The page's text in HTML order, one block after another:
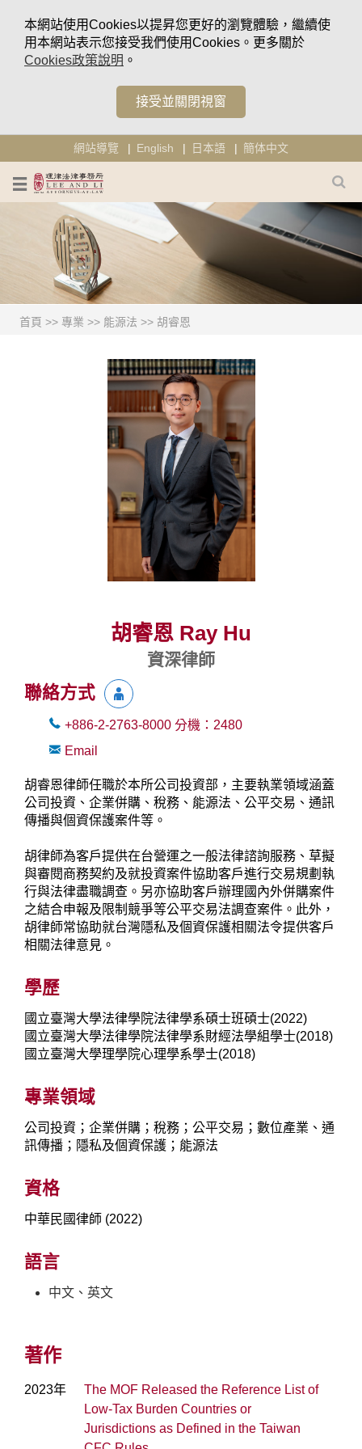
本網站使用Cookies以提昇您更好的瀏覽體驗，繼續使
用本網站表示您接受我們使用Cookies。更多關於
Cookies政策說明 。
接受並關閉視窗
網站導覽 English 日本語 簡体中文
首頁 >> 專業 >> 能源法 >> 胡睿恩
胡睿恩 Ray Hu
資深律師
聯絡方式
+886-2-2763-8000 分機： 2480
Email
胡睿恩律師任職於本所公司投資部，主要執業領域涵蓋
公司投資、企業併購、稅務、能源法、公平交易、通訊
傳播與個資保護案件等。
胡律師為客戶提供在台營運之一般法律諮詢服務、草擬
與審閱商務契約及就投資案件協助客戶進行交易規劃執
行與法律盡職調查。另亦協助客戶辦理國內外併購案件
之結合申報及限制競爭等公平交易法調查案件。此外，
胡律師常協助就台灣隱私及個資保護相關法令提供客戶
相關法律意見。
學歷
國立臺灣大學法律學院法律學系碩士班碩士(2022)
國立臺灣大學法律學院法律學系財經法學組學士(2018)
國立臺灣大學理學院心理學系學士(2018)
專業領域
公司投資；企業併購；稅務；公平交易；數位產業、通
訊傳播；隱私及個資保護；能源法
資格
中華民國律師 (2022)
語言
中文、英文
著作
2023年
The MOF Released the Reference List of
Low-Tax Burden Countries or
Jurisdictions as Defined in the Taiwan